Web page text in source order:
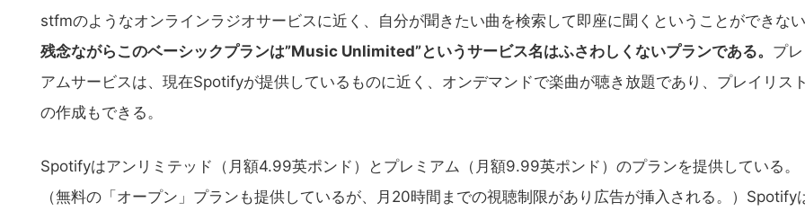
stfmのようなオンラインラジオサービスに近く、自分が聞きたい曲を検索して即座に聞くということができない
残念ながらこのベーシックプランは”Music Unlimited”というサービス名はふさわしくないプランである。 プレ
アムサービスは、現在Spotifyが提供しているものに近く、オンデマンドで楽曲が聴き放題であり、プレイリスト
の作成もできる。
Spotifyはアンリミテッド（月額4.99英ポンド）とプレミアム（月額9.99英ポンド）のプランを提供している。
（無料の「オープン」プランも提供しているが、月20時間までの視聴制限があり広告が挿入される。）Spotify